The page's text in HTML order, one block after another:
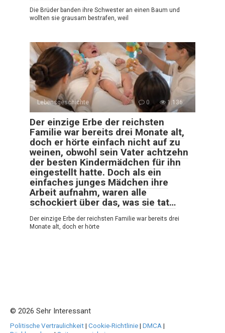
Die Brüder banden ihre Schwester an einen Baum und
wollten sie grausam bestrafen, weil
Lebensgeschichte 0 1.136
Der einzige Erbe der reichsten
Familie war bereits drei Monate alt,
doch er hörte einfach nicht auf zu
weinen, obwohl sein Vater achtzehn
der besten Kindermädchen für ihn
eingestellt hatte. Doch als ein
einfaches junges Mädchen ihre
Arbeit aufnahm, waren alle
schockiert über das, was sie tat…
Der einzige Erbe der reichsten Familie war bereits drei
Monate alt, doch er hörte
© 2026 Sehr Interessant
Politische Vertraulichkeit| Cookie-Richtlinie| DMCA |